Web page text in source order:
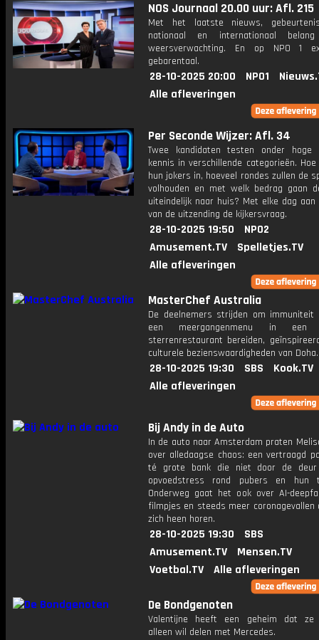
NOS Journaal 20.00 uur: Afl. 215
Met het laatste nieuws,
nationaal en internationaal
weersverwachting. En op NPO 1
gebarentaal.
28-10-2025 20:00 NPO1
Alle afleveringen
Per Seconde Wijzer: Afl. 34
Twee kandidaten testen onder hoge
kennis in verschillende categorieën.
hun jokers in, hoeveel rondes zullen de
volhouden en met welk bedrag gaan
uiteindelijk naar huis? Met elke dag
van de uitzending de kijkersvraag.
28-10-2025 19:50
NPO2
Amusement.TV
Spelletjes.TV
Alle afleveringen
MasterChef Australia
De deelnemers strijden om
een meergangenmenu in een
sterrenrestaurant bereiden,
culturele bezienswaardigheden van Doha.
28-10-2025 19:30 SBS
Kook.TV
Alle afleveringen
Bij Andy in de Auto
In de auto naar Amsterdam praten
over alledaagse chaos: een vertraagd
té grote bank die niet door de
opvoedstress rond pubers en hun
Onderweg gaat het ook over AI-
filmpjes en steeds meer coronagevallen
zich heen horen.
28-10-2025 19:30
SBS
Amusement.TV
Mensen.TV
Voetbal.TV
Alle afleveringen
De Bondgenoten
Valentijne heeft een geheim dat ze
alleen wil delen met Mercedes.